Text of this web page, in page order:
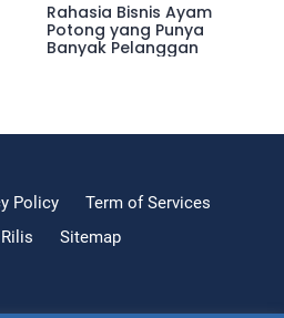
Rahasia Bisnis Ayam
Potong yang Punya
Banyak Pelanggan
Policy
Term of Services
Sitemap